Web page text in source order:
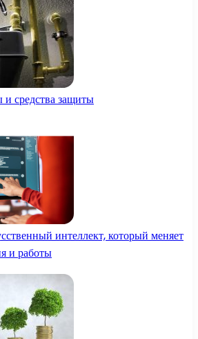
и средства защиты
интеллект, который меняет
и работы